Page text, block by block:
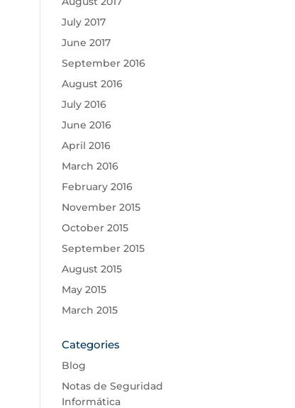
July 2017
June 2017
September 2016
August 2016
July 2016
June 2016
April 2016
March 2016
February 2016
November 2015
October 2015
September 2015
August 2015
May 2015
March 2015
Categories
Blog
Notas de Seguridad
Informática